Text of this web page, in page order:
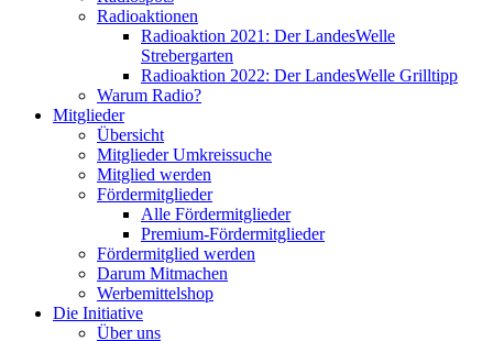
Radioaktionen
Radioaktion 2021: Der LandesWelle
Strebergarten
Radioaktion 2022: Der LandesWelle Grilltipp
Warum Radio?
Mitglieder
Übersicht
Mitglieder Umkreissuche
Mitglied werden
Fördermitglieder
Alle Fördermitglieder
Premium-Fördermitglieder
Fördermitglied werden
Darum Mitmachen
Werbemittelshop
Die Initiative
Über uns